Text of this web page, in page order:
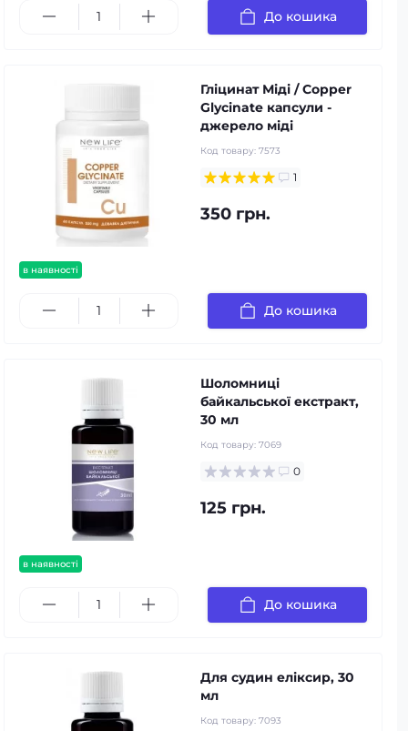
До кошика
в наявності
Гліцинат Міді / Copper
Glycinate капсули -
джерело міді
Код товару: 7573
1
350 грн.
До кошика
в наявності
Шоломниці
байкальської екстракт,
30 мл
Код товару: 7069
0
125 грн.
До кошика
Для судин еліксир, 30
мл
Код товару: 7093